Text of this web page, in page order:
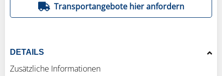
Transportangebote hier anfordern
DETAILS
Zusätzliche Informationen